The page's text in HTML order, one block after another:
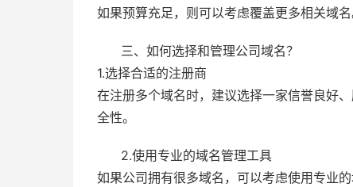
如果预算充足，则可以考虑覆盖更多相关域名
三、如何选择和管理公司域名？
1.选择合适的注册商
在注册多个域名时，建议选择一家信誉良好
全性。
2.使用专业的域名管理工具
如果公司拥有很多域名，可以考虑使用专业